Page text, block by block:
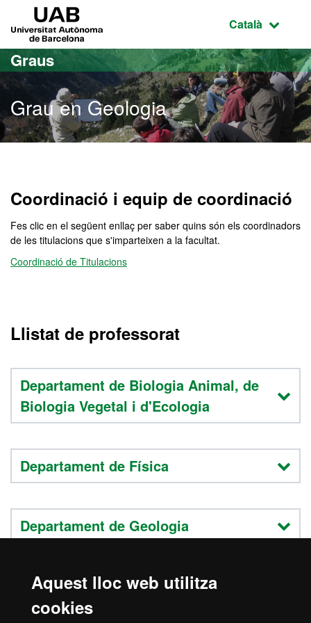
Aquest lloc web utilitza
cookies
Ves al contingut principal
Ves a la navegació de la pàgina
Idioma
Català
Graus
Grau en Geologia
Coordinació i equip de coordinació
Fes clic en el següent enllaç per saber quins són els coordinadors
de les titulacions que s'imparteixen a la facultat.
Coordinació de Titulacions
Llistat de professorat
Departament de Biologia Animal, de
Biologia Vegetal i d'Ecologia
Departament de Física
Departament de Geologia
Departament de Matemàtiques